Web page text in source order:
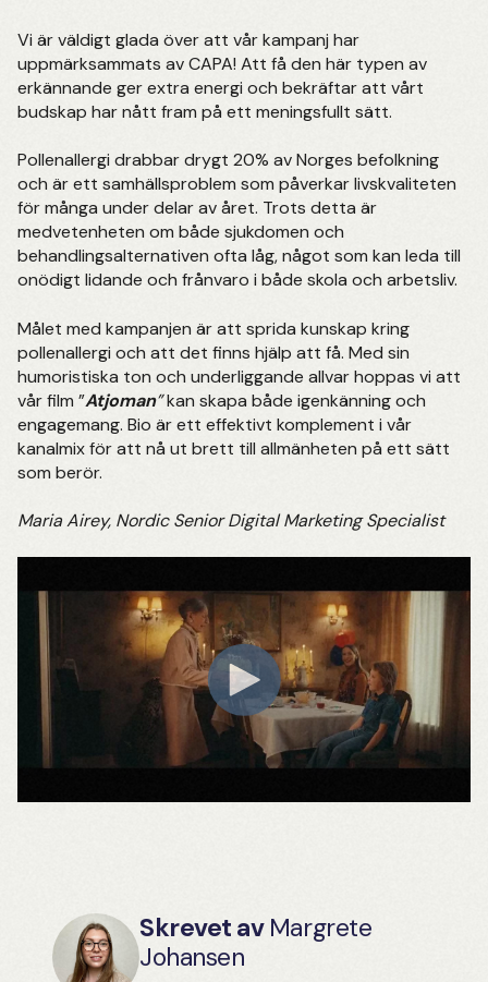
Vi är väldigt glada över att vår kampanj har
uppmärksammats av CAPA! Att få den här typen av
erkännande ger extra energi och bekräftar att vårt
budskap har nått fram på ett meningsfullt sätt.
Pollenallergi drabbar drygt 20% av Norges befolkning
och är ett samhällsproblem som påverkar livskvaliteten
för många under delar av året. Trots detta är
medvetenheten om både sjukdomen och
behandlingsalternativen ofta låg, något som kan leda till
onödigt lidande och frånvaro i både skola och arbetsliv.
Målet med kampanjen är att sprida kunskap kring
pollenallergi och att det finns hjälp att få. Med sin
humoristiska ton och underliggande allvar hoppas vi att
vår film ”Atjoman”kan skapa både igenkänning och
engagemang. Bio är ett effektivt komplement i vår
kanalmix för att nå ut brett till allmänheten på ett sätt
som berör.
Maria Airey, Nordic Senior Digital Marketing Specialist
Skrevet av Margrete
Johansen